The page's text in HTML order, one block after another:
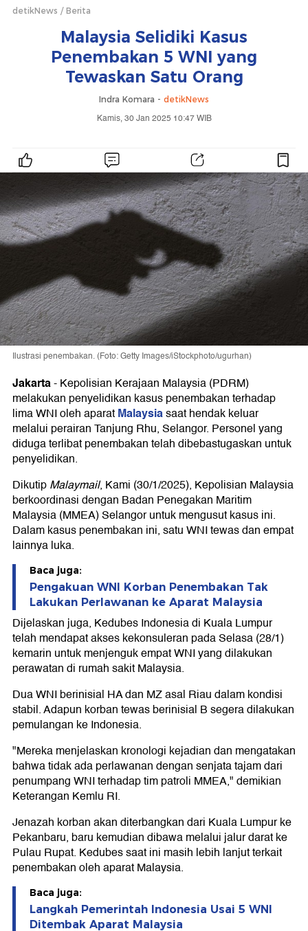
detikNews Berita
Malaysia Selidiki Kasus
Penembakan 5 WNI yang
Tewaskan Satu Orang
Indra Komara - detikNews
Kamis, 30 Jan 2025 10:47 WIB
Ilustrasi penembakan. (Foto: Getty Images/iStockphoto/ugurhan)
Jakarta-Kepolisian Kerajaan Malaysia (PDRM)
melakukan penyelidikan kasus penembakan terhadap
lima WNI oleh aparatMalaysiasaat hendak keluar
melalui perairan Tanjung Rhu, Selangor. Personel yang
diduga terlibat penembakan telah dibebastugaskan untuk
penyelidikan.
DikutipMalaymail, Kami (30/1/2025), Kepolisian Malaysia
berkoordinasi dengan Badan Penegakan Maritim
Malaysia (MMEA) Selangor untuk mengusut kasus ini.
Dalam kasus penembakan ini, satu WNI tewas dan empat
lainnya luka.
Baca juga:
Pengakuan WNI Korban Penembakan Tak
Lakukan Perlawanan ke Aparat Malaysia
Dijelaskan juga, Kedubes Indonesia di Kuala Lumpur
telah mendapat akses kekonsuleran pada Selasa (28/1)
kemarin untuk menjenguk empat WNI yang dilakukan
perawatan di rumah sakit Malaysia.
Dua WNI berinisial HA dan MZ asal Riau dalam kondisi
stabil. Adapun korban tewas berinisial B segera dilakukan
pemulangan ke Indonesia.
"Mereka menjelaskan kronologi kejadian dan mengatakan
bahwa tidak ada perlawanan dengan senjata tajam dari
penumpang WNI terhadap tim patroli MMEA," demikian
Keterangan Kemlu RI.
Jenazah korban akan diterbangkan dari Kuala Lumpur ke
Pekanbaru, baru kemudian dibawa melalui jalur darat ke
Pulau Rupat. Kedubes saat ini masih lebih lanjut terkait
penembakan oleh aparat Malaysia.
Baca juga:
Langkah Pemerintah Indonesia Usai 5 WNI
Ditembak Aparat Malaysia